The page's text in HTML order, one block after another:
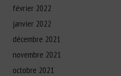
février 2022
janvier 2022
décembre 2021
novembre 2021
octobre 2021